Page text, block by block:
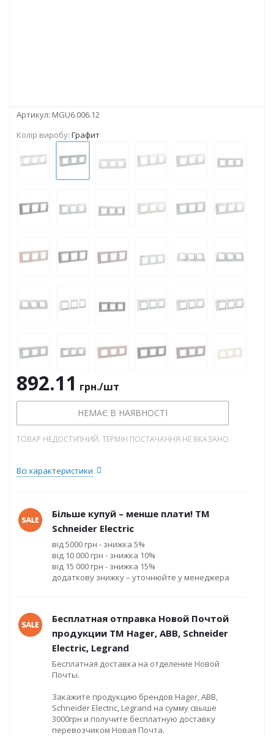
Артикул: MGU6.006.12
Колір виробу: Графит
892.11 грн./шт
НЕМАЄ В НАЯВНОСТІ
ТОВАР НЕДОСТУПНИЙ. ТЕРМІН ПОСТАЧАННЯ НЕ ВКАЗАНО
Всі характеристики
Більше купуй – менше плати! ТМ
Schneider Electric
від 5000 грн - знижка 5%
від 10 000 грн - знижка 10%
від 15 000 грн - знижка 15%
додаткову знижку – уточнюйте у менеджера
Бесплатная отправка Новой Почтой
продукции ТМ Hager, ABB, Schneider
Electric, Legrand
Бесплатная доставка на отделение Новой
Почты.
Закажите продукцию брендов Hager, ABB,
Schneider Electric, Legrand на сумму свыше
3000грн и получите бесплатную доставку
перевозчиком Новая Почта.